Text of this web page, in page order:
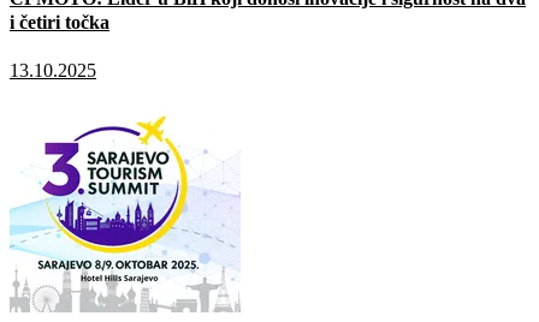
i četiri točka
13.10.2025